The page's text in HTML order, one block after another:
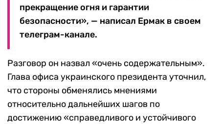
прекращение огня и гарантии
безопасности», — написал Ермак в своем
телеграм-канале.
Разговор он назвал «очень содержательным».
Глава офиса украинского президента уточнил,
что стороны обменялись мнениями
относительно дальнейших шагов по
достижению «справедливого и устойчивого